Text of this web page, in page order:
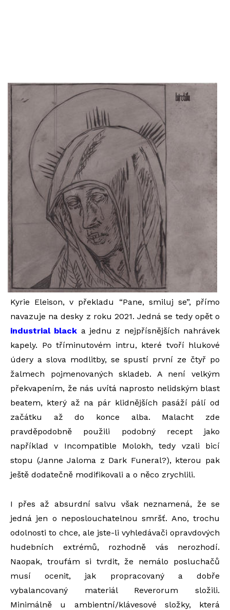
Kyrie Eleison, v překladu “Pane, smiluj se”, přímo
navazuje na desky z roku 2021. Jedná se tedy opět o
industrial black a jednu z nejpřísnějších nahrávek
kapely. Po tříminutovém intru, které tvoří hlukové
údery a slova modlitby, se spustí první ze čtyř po
žalmech pojmenovaných skladeb. A není velkým
překvapením, že nás uvítá naprosto nelidským blast
beatem, který až na pár klidnějších pasáží pálí od
začátku až do konce alba. Malacht zde
pravděpodobně použili podobný recept jako
například v Incompatible Molokh, tedy vzali bicí
stopu (Janne Jaloma z Dark Funeral?), kterou pak
ještě dodatečně modifikovali a o něco zrychlili.
I přes až absurdní salvu však neznamená, že se
jedná jen o neposlouchatelnou smršť. Ano, trochu
odolnosti to chce, ale jste-li vyhledávači opravdových
hudebních extrémů, rozhodně vás nerozhodí.
Naopak, troufám si tvrdit, že nemálo posluchačů
musí ocenit, jak propracovaný a dobře
vybalancovaný materiál Reverorum složili.
Minimálně u ambientní/klávesové složky, která